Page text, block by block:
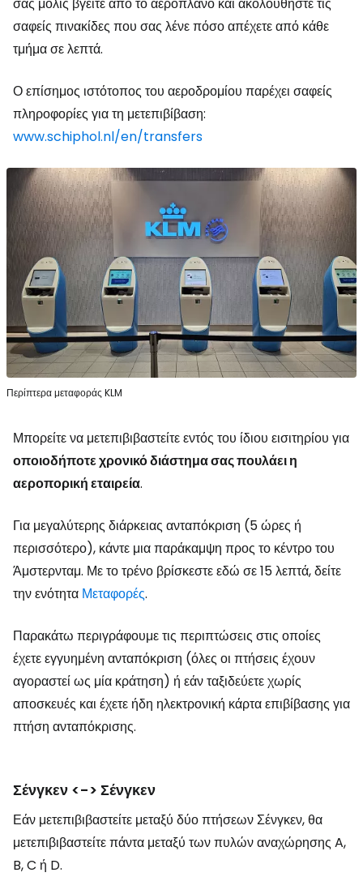
σαφείς πινακίδες που σας λένε πόσο απέχετε από κάθε
τμήμα σε λεπτά.
Ο επίσημος ιστότοπος του αεροδρομίου παρέχει σαφείς
πληροφορίες για τη μετεπιβίβαση:
www.schiphol.nl/en/transfers
Περίπτερα μεταφοράς KLM
Μπορείτε να μετεπιβιβαστείτε εντός του ίδιου εισιτηρίου για
οποιοδήποτε χρονικό διάστημα σας πουλάει η
αεροπορική εταιρεία.
Για μεγαλύτερης διάρκειας ανταπόκριση (5 ώρες ή
περισσότερο), κάντε μια παράκαμψη προς το κέντρο του
Άμστερνταμ. Με το τρένο βρίσκεστε εδώ σε 15 λεπτά, δείτε
την ενότητα Μεταφορές.
Παρακάτω περιγράφουμε τις περιπτώσεις στις οποίες
έχετε εγγυημένη ανταπόκριση (όλες οι πτήσεις έχουν
αγοραστεί ως μία κράτηση) ή εάν ταξιδεύετε χωρίς
αποσκευές και έχετε ήδη ηλεκτρονική κάρτα επιβίβασης για
πτήση ανταπόκρισης.
Σένγκεν <-> Σένγκεν
Εάν μετεπιβιβαστείτε μεταξύ δύο πτήσεων Σένγκεν, θα
μετεπιβιβαστείτε πάντα μεταξύ των πυλών αναχώρησης A,
B, C ή D.